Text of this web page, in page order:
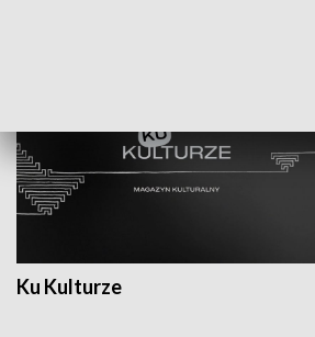
Ku Kulturze